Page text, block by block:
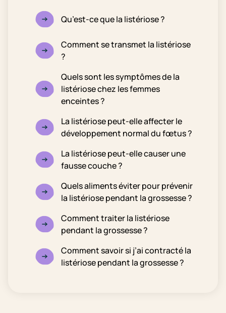
Qu’est-ce que la listériose ?
Comment se transmet la listériose
?
Quels sont les symptômes de la
listériose chez les femmes
enceintes ?
La listériose peut-elle affecter le
développement normal du fœtus ?
La listériose peut-elle causer une
fausse couche ?
Quels aliments éviter pour prévenir
la listériose pendant la grossesse ?
Comment traiter la listériose
pendant la grossesse ?
Comment savoir si j’ai contracté la
listériose pendant la grossesse ?